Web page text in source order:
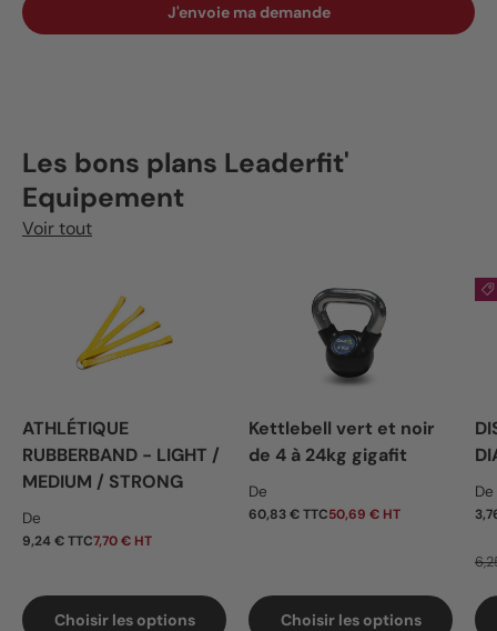
J'envoie ma demande
Les bons plans Leaderfit'
Equipement
Voir tout
ATHLÉTIQUE
RUBBERBAND - LIGHT /
MEDIUM / STRONG
Prix habituel
De
9,24 € TTC7,70 € HT
Choisir les options
Kettlebell vert et noir
de 4 à 24kg gigafit
Prix habituel
De
60,83 € TTC50,69 € HT
Choisir les options
De